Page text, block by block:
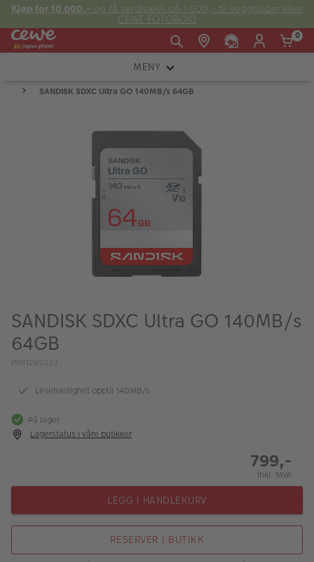
Kjøp for 10 000,- og få verdisjekk på 1 500,- til veggbilder eller
CEWE FOTOBOK!
Fre:
20:00
kundeservice@japanphoto.no
0
MENY
KAMERA
ALBUM
Kampanjer
Bildeprodukter
SANDISK SDXC Ultra GO 140MB/s 64GB
SANDISK SDXC Ultra GO 140MB/s
64GB
PIM1285233
Lesehastighet opptil 140MB/s
På lager
Lagerstatus i våre butikker
799,-
Inkl. MVA
LEGG I HANDLEKURV
RESERVER I BUTIKK